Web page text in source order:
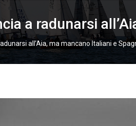
a radunarsi
all’Aia, ma mancano Italiani e